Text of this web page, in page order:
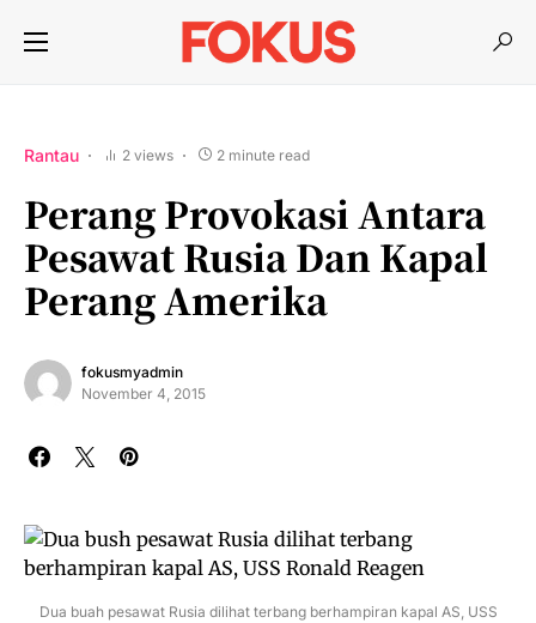
Rantau 2 views 2 minute read
Perang Provokasi Antara
Pesawat Rusia Dan Kapal
Perang Amerika
fokusmyadmin
November 4, 2015
Dua buah pesawat Rusia dilihat terbang berhampiran kapal AS, USS